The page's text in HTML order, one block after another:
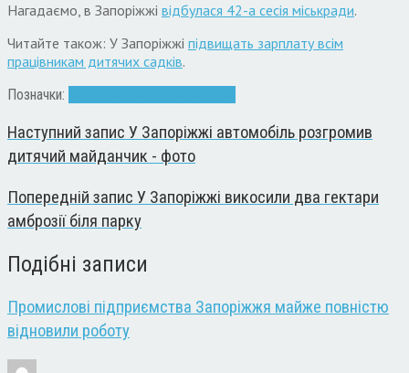
Нагадаємо, в Запоріжжі відбулася 42-а сесія міськради.
Читайте також: У Запоріжжі підвищать зарплату всім
працівникам дитячих садків.
Позначки:
Наступний запис У Запоріжжі автомобіль розгромив
дитячий майданчик - фото
Попередній запис У Запоріжжі викосили два гектари
амброзії біля парку
Подібні записи
Промислові підприємства Запоріжжя майже повністю
відновили роботу